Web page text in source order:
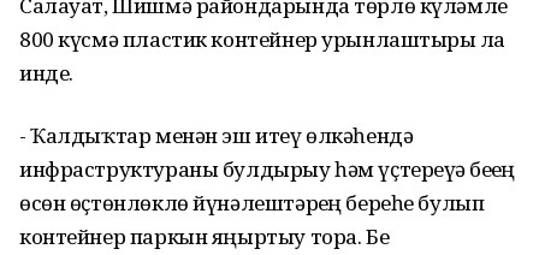
800 күсмә пластик контейнер урынлаштырҙы ла
инде.
- Ҡалдыҡтар менән эш итеү өлкәһендә
инфраструктураны булдырыу һәм үҫтереүҙә беҙҙең
өсөн өҫтөнлөклө йүнәлештәрҙең береһе булып
контейнер паркын яңыртыу тора. Беҙ